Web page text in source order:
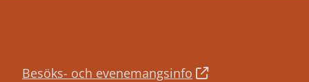
Besöks- och evenemangsinfo